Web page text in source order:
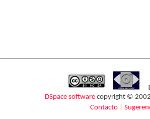
DSpace software copyright ©
Contacto|